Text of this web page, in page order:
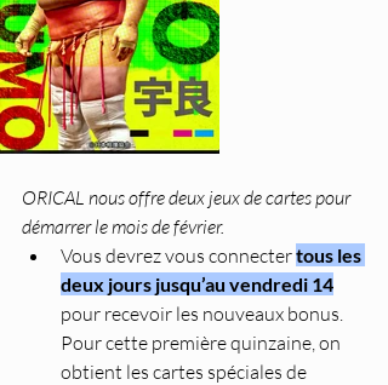
ORICAL nous offre deux jeux de cartes pour
démarrer le mois de février.
Vous devrez vous connecter tous les
deux jours jusqu’au vendredi 14
pour recevoir les nouveaux bonus.
Pour cette première quinzaine, on
obtient les cartes spéciales de